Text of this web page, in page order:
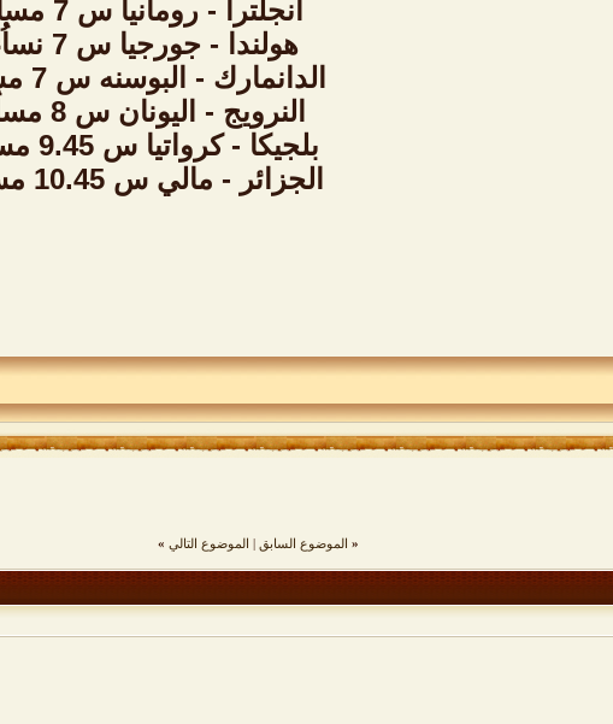
انجلترا - رومانيا س 7 مساُء
هولندا - جورجيا س 7 نساُء
الدانمارك - البوسنه س 7 مساُء
النرويج - اليونان س 8 مساُء
بلجيكا - كرواتيا س 9.45 مساُء
الجزائر - مالي س 10.45 مساُء
« الموضوع السابق | الموضوع التالي »